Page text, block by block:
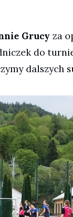
Grucy za
do
dalszych